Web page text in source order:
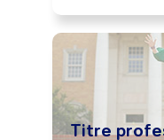
Titre